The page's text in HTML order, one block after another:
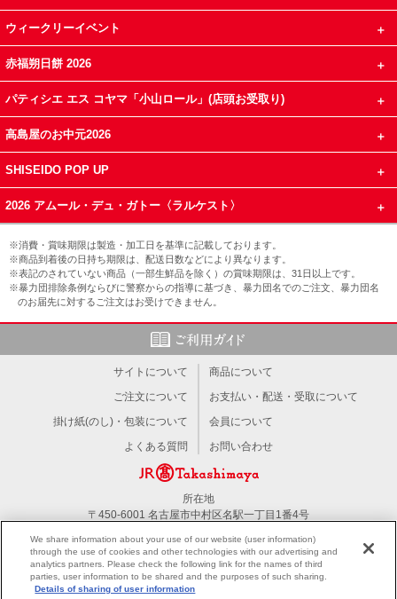
ウィークリーイベント
赤福朔日餅 2026
パティシエ エス コヤマ「小山ロール」(店頭お受取り)
高島屋のお中元2026
SHISEIDO POP UP
2026 アムール・デュ・ガトー〈ラルケスト〉
※消費・賞味期限は製造・加工日を基準に記載しております。
※商品到着後の日持ち期限は、配送日数などにより異なります。
※表記のされていない商品（一部生鮮品を除く）の賞味期限は、31日以上です。
※暴力団排除条例ならびに警察からの指導に基づき、暴力団名でのご注文、暴力団名
のお届先に対するご注文はお受けできません。
サイトについて
商品について
ご注文について
お支払い・配送・受取について
掛け紙(のし)・包装について
会員について
よくある質問
お問い合わせ
所在地
〒450-6001 名古屋市中村区名駅一丁目1番4号
PC版を見る
We share information about your use of our website (user information)
through the use of cookies and other technologies with our advertising and
analytics partners. Please check the following link for the names of third
parties, user information to be shared and the purposes of such sharing.
Details of sharing of user information